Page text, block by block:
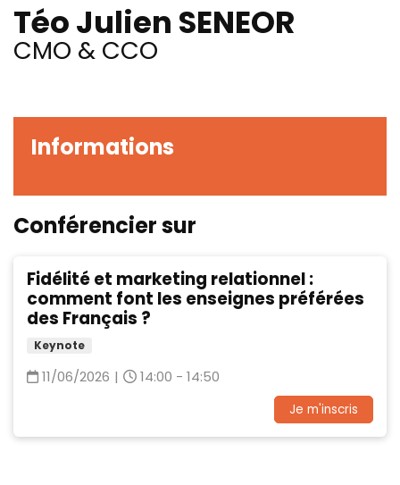
Téo Julien SENEOR
CMO & CCO
Informations
Conférencier sur
Fidélité et marketing relationnel :
comment font les enseignes préférées
des Français ?
Keynote
11/06/2026 | 14:00 - 14:50
Je m'inscris